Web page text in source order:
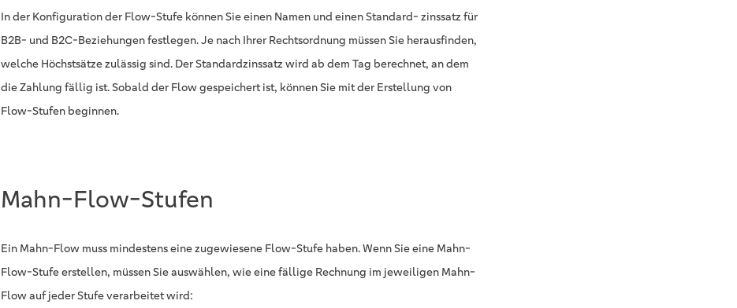
In der Konfiguration der Flow-Stufe können Sie einen Namen und einen Standard- zinssatz für
B2B- und B2C-Beziehungen festlegen. Je nach Ihrer Rechtsordnung müssen Sie herausfinden,
welche Höchstsätze zulässig sind. Der Standardzinssatz wird ab dem Tag berechnet, an dem
die Zahlung fällig ist. Sobald der Flow gespeichert ist, können Sie mit der Erstellung von
Flow-Stufen beginnen.
Mahn-Flow-Stufen
Ein Mahn-Flow muss mindestens eine zugewiesene Flow-Stufe haben. Wenn Sie eine Mahn-
Flow-Stufe erstellen, müssen Sie auswählen, wie eine fällige Rechnung im jeweiligen Mahn-
Flow auf jeder Stufe verarbeitet wird: